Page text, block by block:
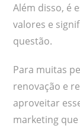
Além disso, é
valores e
questão.
Para muitas
renovação e
aproveitar
marketing